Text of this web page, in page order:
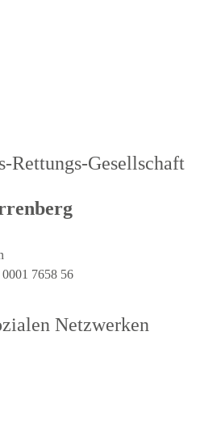
Rettungs-Gesellschaft
7658 56
Netzwerken